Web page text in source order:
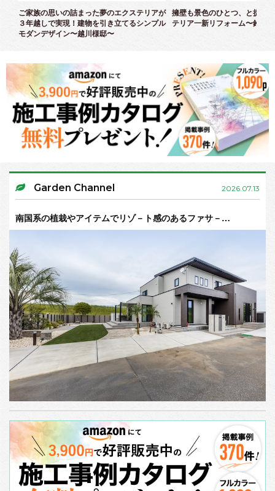
ご家族の思いの詰まった夢のエクステリアが
３年越しで実現！建物を引き立てるシンプル
モダンデザイン〜越川様邸〜
擁壁も景色のひとつ、と捉え
テリア一新リフォーム〜鈴木
Garden Channel 2026.07.13
南国系の植栽やアイテムでリゾ－ト感のあるファサ－…